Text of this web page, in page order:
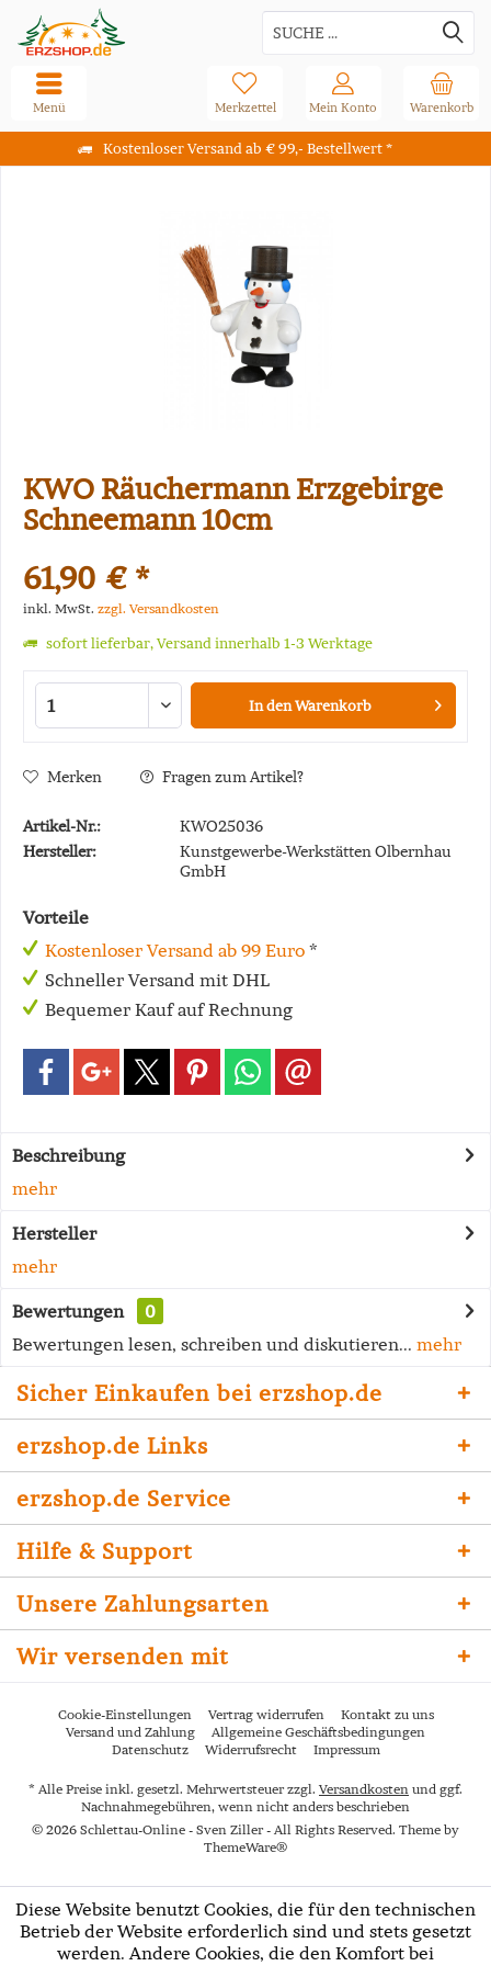
Kostenloser Versand ab € 99,- Bestellwert *
Warenkorb
Merkzettel Mein Konto
Menü
KWO Räuchermann Erzgebirge
Schneemann 10cm
61,90 € *
inkl. MwSt. zzgl. Versandkosten
sofort lieferbar, Versand innerhalb 1-3 Werktage
In denWarenkorb
Merken Fragen zum Artikel?
Artikel-Nr.:
KWO25036
Hersteller:
Kunstgewerbe-Werkstätten Olbernhau
GmbH
Vorteile
Kostenloser Versand ab 99 Euro *
Schneller Versand mit DHL
Bequemer Kauf auf Rechnung
Beschreibung
mehr
Hersteller
mehr
Bewertungen
0
Bewertungen lesen, schreiben und diskutieren... mehr
Sicher Einkaufen bei erzshop.de
erzshop.de Links
erzshop.de Service
Hilfe & Support
Unsere Zahlungsarten
Wir versenden mit
Cookie-Einstellungen Vertrag widerrufen
Kontakt zu uns
Versand und Zahlung
Allgemeine Geschäftsbedingungen
Datenschutz
Widerrufsrecht Impressum
* Alle Preise inkl. gesetzl. Mehrwertsteuer zzgl. Versandkosten und ggf.
Nachnahmegebühren, wenn nicht anders beschrieben
© 2026 Schlettau-Online - Sven Ziller - All Rights Reserved. Theme by
ThemeWare®
Diese Website benutzt Cookies, die für den technischen
Betrieb der Website erforderlich sind und stets gesetzt
werden. Andere Cookies, die den Komfort bei